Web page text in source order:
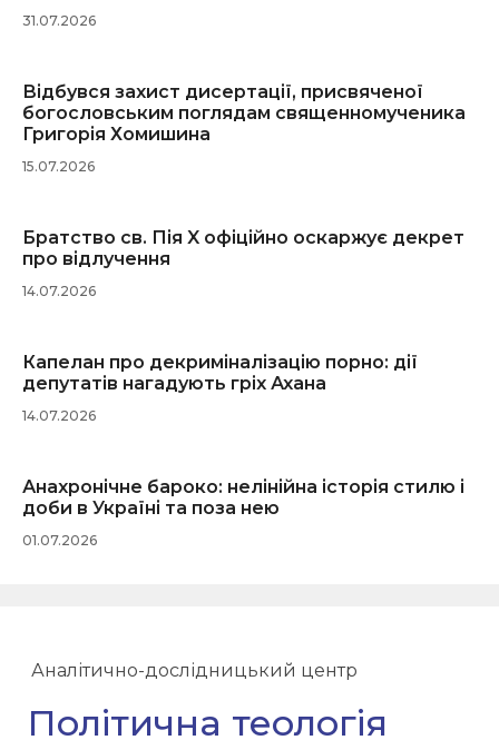
31.07.2026
Відбувся захист дисертації, присвяченої
богословським поглядам священномученика
Григорія Хомишина
15.07.2026
Братство св. Пія X офіційно оскаржує декрет
про відлучення
14.07.2026
Капелан про декриміналізацію порно: дії
депутатів нагадують гріх Ахана
14.07.2026
Анахронічне бароко: нелінійна історія стилю і
доби в Україні та поза нею
01.07.2026
Аналітично-дослідницький центр
Політична теологія